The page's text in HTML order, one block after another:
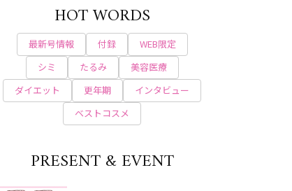
HOT WORDS
最新号情報 付録
WEB限定
シミ
たるみ
美容医療
ダイエット
更年期
インタビュー
ベストコスメ
PRESENT & EVENT